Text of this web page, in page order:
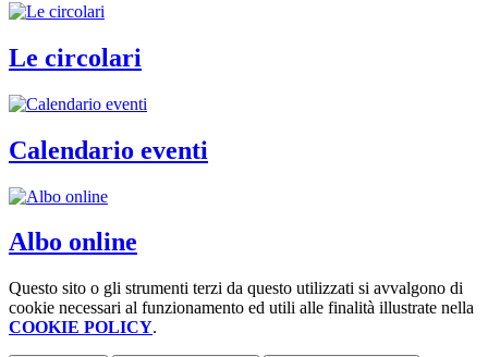
Le circolari
Calendario eventi
Albo online
Questo sito o gli strumenti terzi da questo utilizzati si avvalgono di
cookie necessari al funzionamento ed utili alle finalità illustrate nella
COOKIE POLICY.